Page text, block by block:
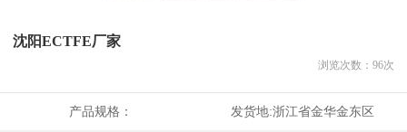
沈阳ECTFE厂家
浏览次数： 96次
产品规格： 发货地:浙江省金华金东区